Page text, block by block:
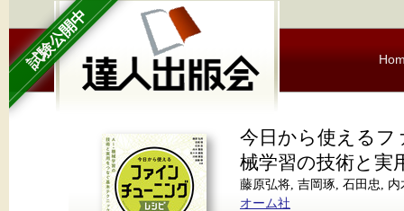
試験公開中
今日から使える
械学習の技術と
藤原弘将, 吉岡琢, 石田忠,
オーム社